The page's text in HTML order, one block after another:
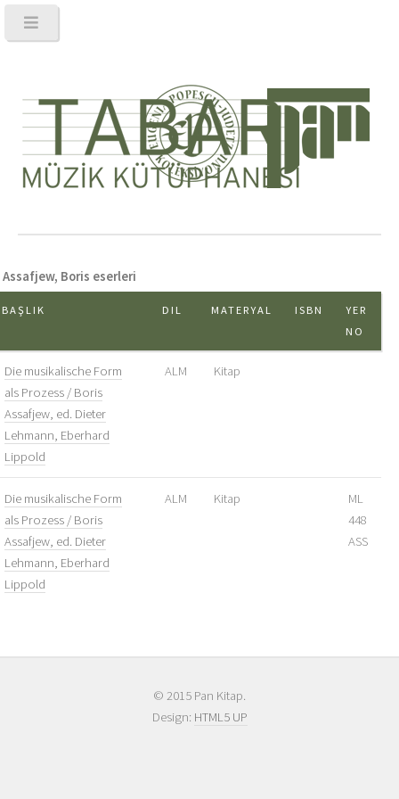
Assafjew, Boris eserleri
BAŞLIK DIL MATERYAL ISBN
YER
NO
Die musikalische Form
als Prozess / Boris
Assafjew, ed. Dieter
Lehmann, Eberhard
Lippold
ALM Kitap
Die musikalische Form
als Prozess / Boris
Assafjew, ed. Dieter
Lehmann, Eberhard
Lippold
ALM Kitap
ML
448
ASS
© 2015 Pan Kitap.
Design: HTML5 UP